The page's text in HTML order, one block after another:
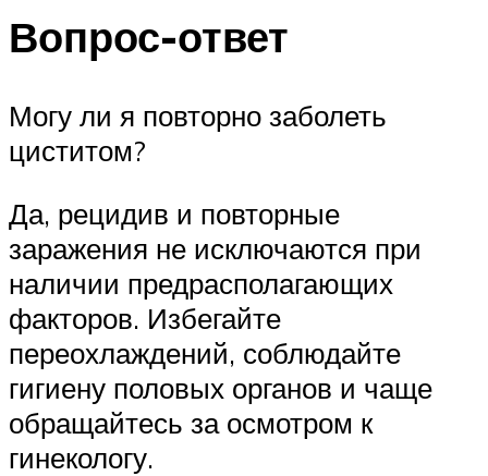
Вопрос-ответ
Могу ли я повторно заболеть
циститом?
Да, рецидив и повторные
заражения не исключаются при
наличии предрасполагающих
факторов. Избегайте
переохлаждений, соблюдайте
гигиену половых органов и чаще
обращайтесь за осмотром к
гинекологу.